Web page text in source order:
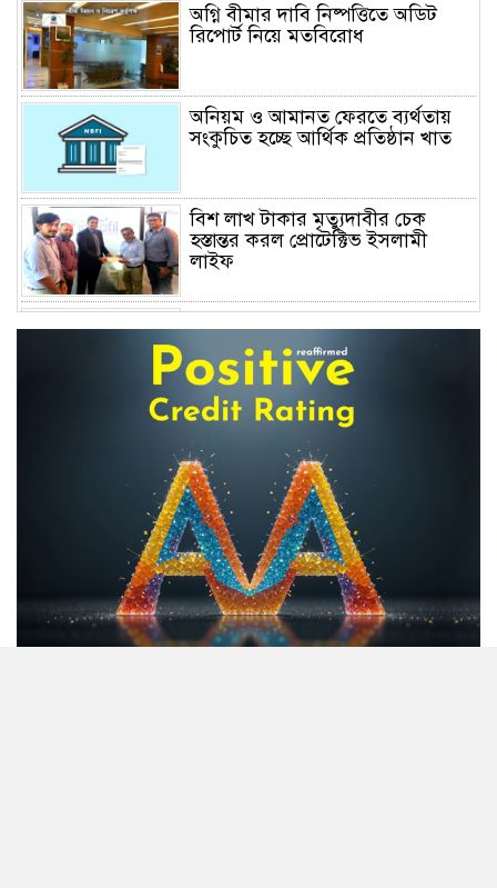
অগ্নি বীমার দাবি নিষ্পত্তিতে অডিট
রিপোর্ট নিয়ে মতবিরোধ
অনিয়ম ও আমানত ফেরতে ব্যর্থতায়
সংকুচিত হচ্ছে আর্থিক প্রতিষ্ঠান খাত
বিশ লাখ টাকার মৃত্যুদাবীর চেক
হস্তান্তর করল প্রোটেক্টিভ ইসলামী
লাইফ
শেয়ার দর, ডিএসইর সতর্কবার্তা